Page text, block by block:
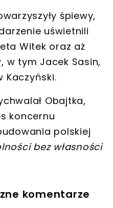
śpiewy,
uświetnili
Witek oraz aż
w tym Jacek Sasin,
Kaczyński.
Obajtka,
koncernu
polskiej
bez własności
komentarze